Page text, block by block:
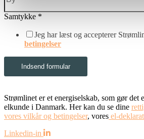
Samtykke *
Jeg har læst og accepterer
betingelser
Indsend formular
Strømlinet er et energiselskab, som gør
elkunde i Danmark. Her kan du se dine
vores vilkår og betingelser, vores el-
Linkedin-in